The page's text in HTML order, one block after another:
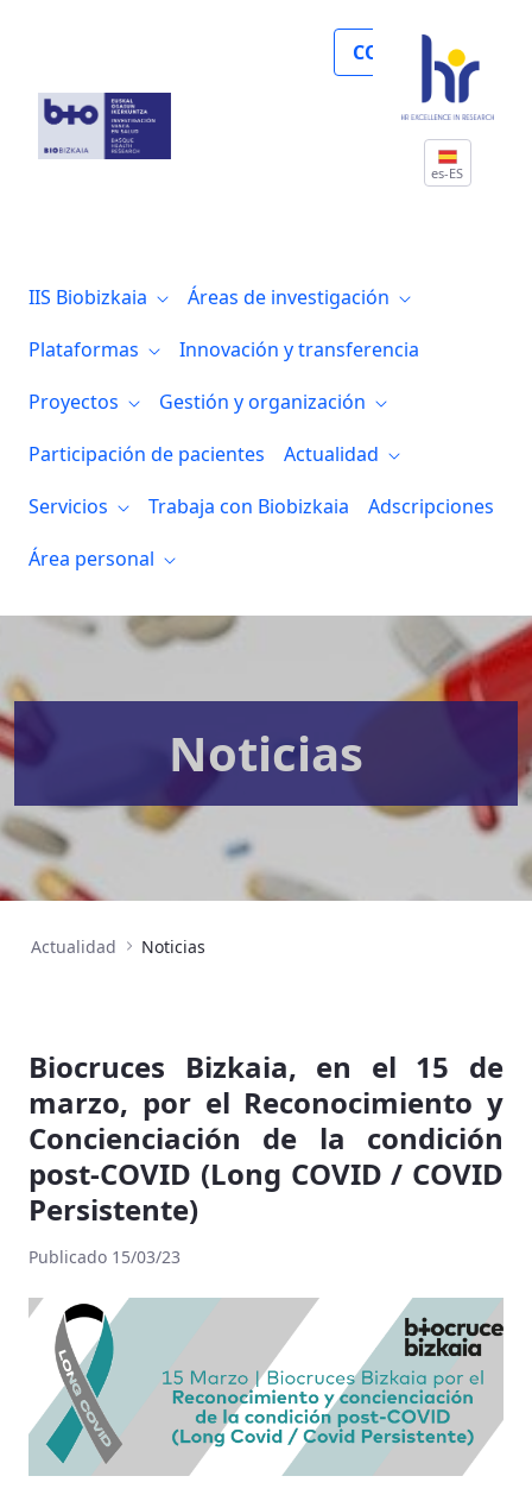
COLABORA
es-ES
IIS Biobizkaia
Áreas de investigación
Plataformas
Innovación y transferencia
Proyectos
Gestión y organización
Participación de pacientes
Actualidad
Servicios
Trabaja con Biobizkaia
Adscripciones
Área personal
Noticias
Actualidad Noticias
Biocruces Bizkaia, en el 15 de
marzo, por el Reconocimiento y
Concienciación de la condición
post-COVID (Long COVID / COVID
Persistente)
Publicado 15/03/23